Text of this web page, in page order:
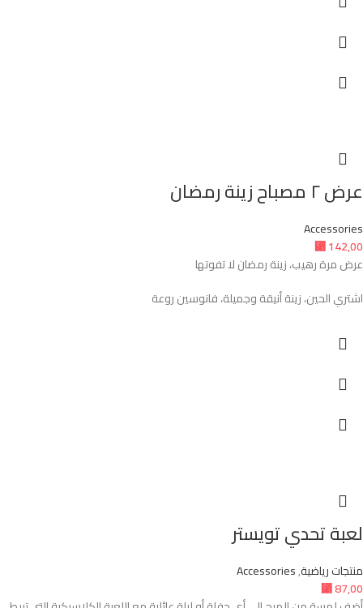
عرض ٢ مصباح زينة رمضان
Accessories
⃁142,00
عرض مرة رهيب، زينة رمضان لا تفوتها
اشتري الحين، زينة أنيقة وجميلة، فانوسين روعة
لعبة تحدي تويستر
منتجات رياضية,
Accessories
⃁87,00